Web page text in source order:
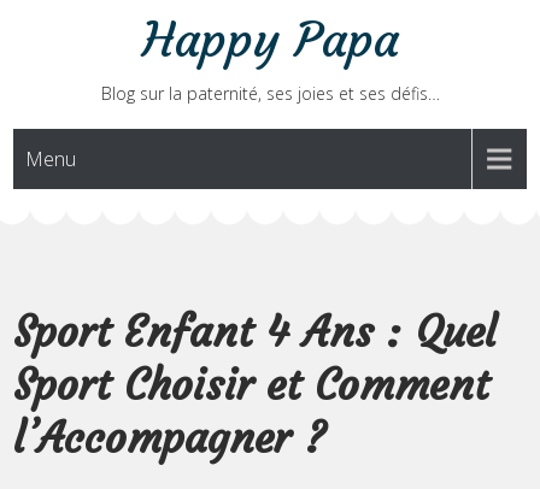
Happy Papa
Blog sur la paternité, ses joies et ses défis…
Menu
Sport Enfant 4 Ans : Quel
Sport Choisir et Comment
l’Accompagner ?